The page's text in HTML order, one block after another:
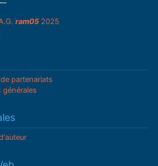
ram05 2025
partenariats